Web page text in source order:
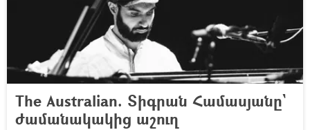
The Australian. Տիգրան Համասյանը`
ժամանակակից աշուղ